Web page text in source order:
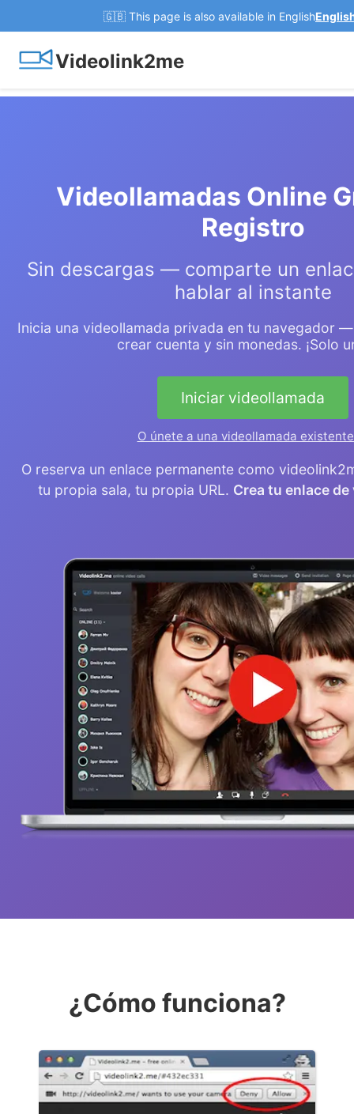
🇬🇧 This page is also available in English
Videolink2me
Videollamadas Online
Registro
Sin descargas — comparte un
hablar al instante
Inicia una videollamada privada en tu navegador
crear cuenta y sin monedas. ¡Solo
Iniciar videollamada
O únete a una videollamada
O reserva un enlace permanente como
tu propia sala, tu propia URL. Crea tu enlace
¿Cómo funciona?